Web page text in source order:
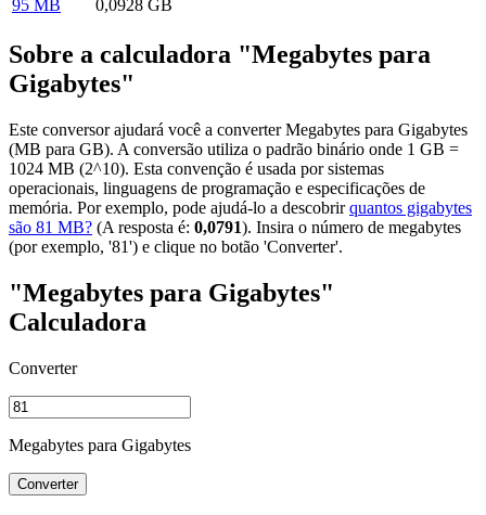
95 MB 0,0928 GB
Sobre a calculadora "Megabytes para
Gigabytes"
Este conversor ajudará você a converter Megabytes para Gigabytes
(MB para GB). A conversão utiliza o padrão binário onde 1 GB =
1024 MB (2^10). Esta convenção é usada por sistemas
operacionais, linguagens de programação e especificações de
memória. Por exemplo, pode ajudá-lo a descobrirquantos gigabytes
são 81 MB? (A resposta é: 0,0791). Insira o número de megabytes
(por exemplo, '81') e clique no botão 'Converter'.
"Megabytes para Gigabytes"
Calculadora
Converter
Megabytes para Gigabytes
Converter